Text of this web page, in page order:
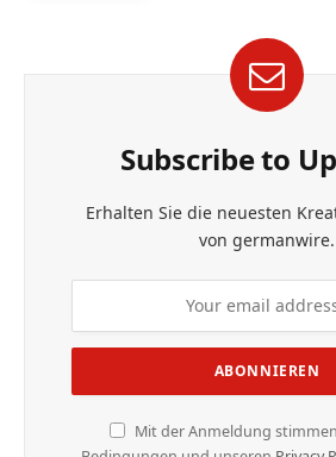
Subscribe to
Erhalten Sie die neuesten
von germanwire.
Mit der Anmeldung